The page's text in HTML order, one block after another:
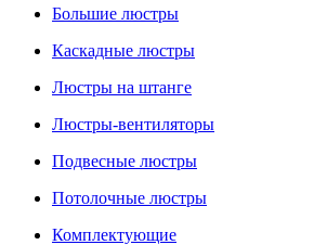
Большие люстры
Каскадные люстры
Люстры на штанге
Люстры-вентиляторы
Подвесные люстры
Потолочные люстры
Комплектующие